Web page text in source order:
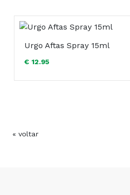
Urgo Aftas Spray 15ml
€ 12.95
« voltar